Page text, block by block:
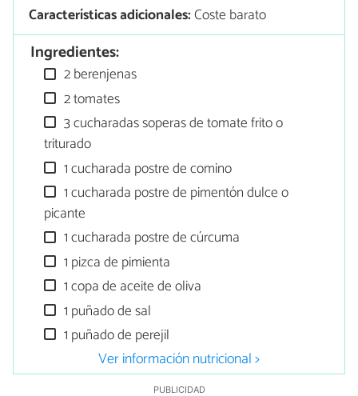
Características adicionales:Coste barato
Ingredientes:
2 berenjenas
2 tomates
3 cucharadas soperas de tomate frito o
triturado
1 cucharada postre de comino
1 cucharada postre de pimentón dulce o
picante
1 cucharada postre de cúrcuma
1 pizca de pimienta
1 copa de aceite de oliva
1 puñado de sal
1 puñado de perejil
Ver información nutricional >